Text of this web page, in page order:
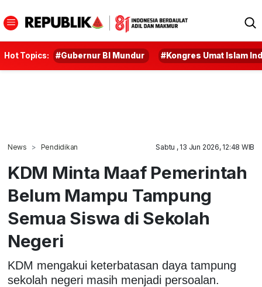
Hot Topics: #Gubernur BI Mundur #Kongres Umat Islam
News Pendidikan Sabtu , 13 Jun 2026, 12:48 WIB
KDM Minta Maaf Pemerintah
Belum Mampu Tampung
Semua Siswa di Sekolah
Negeri
KDM mengakui keterbatasan daya tampung
sekolah negeri masih menjadi persoalan.